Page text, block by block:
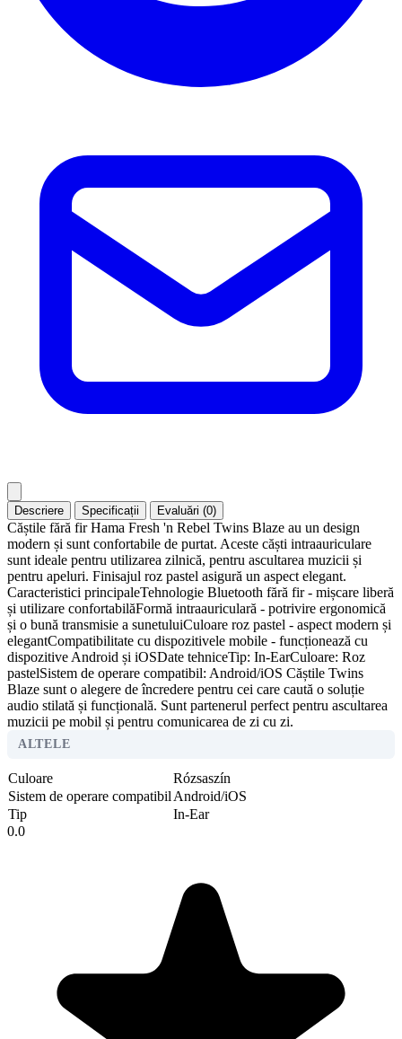
Descriere Specificații Evaluări (0)
Căștile fără fir Hama Fresh 'n Rebel Twins Blaze au un design
modern și sunt confortabile de purtat. Aceste căști intraauriculare
sunt ideale pentru utilizarea zilnică, pentru ascultarea muzicii și
pentru apeluri. Finisajul roz pastel asigură un aspect elegant.
Caracteristici principaleTehnologie Bluetooth fără fir - mișcare liberă
și utilizare confortabilăFormă intraauriculară - potrivire ergonomică
și o bună transmisie a sunetuluiCuloare roz pastel - aspect modern și
elegantCompatibilitate cu dispozitivele mobile - funcționează cu
dispozitive Android și iOSDate tehniceTip: In-EarCuloare: Roz
pastelSistem de operare compatibil: Android/iOS Căștile Twins
Blaze sunt o alegere de încredere pentru cei care caută o soluție
audio stilată și funcțională. Sunt partenerul perfect pentru ascultarea
muzicii pe mobil și pentru comunicarea de zi cu zi.
ALTELE
Culoare
Rózsaszín
Sistem de operare compatibil Android/iOS
Tip
In-Ear
0.0